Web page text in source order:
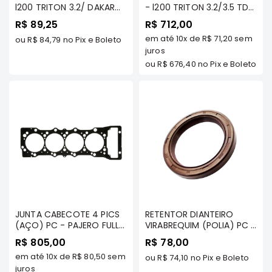
Acessórios
Corola
Honda
HYUNDAI
Porsche
l200 TRITON 3.2/ DAKAR
3.2/ PAJERO FULL 3.2 .../07
- FRONTIER
R$ 89,25
ouR$ 84,79 no Pix e Boleto
- l200 TRITON 3.2/3.5 TDS
MODELOS/ DAKAR 3.2/ 3.5
- FRONTIER
R$ 712,00
em até 10x de R$ 71,20 sem
juros
ouR$ 676,40 no Pix e Boleto
JUNTA CABECOTE 4 PICS
(AÇO) PC - PAJERO FULL
3.2 DIESEL 2001/.../ l200
TRITON 3.2/ DAKAR 3.2
(SEM FURO DE
LUBRIFICAÇÃO) - AJUSA
R$ 805,00
em até 10x de R$ 80,50 sem
juros
RETENTOR DIANTEIRO
VIRABREQUIM (POLIA) PC -
TR4 2.0 16V/ IO 1.8 16V/
l200 TRITON 3.5/ PAJERO
3.5/ PAJERO FULL 3.8
R$ 78,00
ouR$ 74,10 no Pix e Boleto